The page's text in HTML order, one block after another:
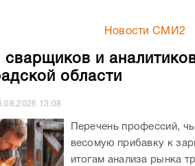
Новости СМИ2
и
области
13:08
Перечень профессий,
весомую прибавку к
итогам анализа рынка